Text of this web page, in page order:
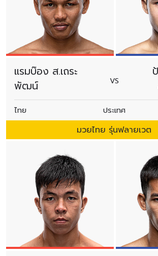
เท่านั้นไม่พอยังมีคู่มวยที่น่าดูอีกมากมาย อ
ของโอม MBK”ท้าสาดแข้งแลกหมัด
“เพช
พี่น้ำฝน”รวมถึงลุ้นผลงานของ
“กอไผ่ ส.ยิ่ง
แรมบ๊อง ส.เถระ
พัฒน์
VS
ไทย ประเทศ
มวยไทย รุ่นฟลายเวต